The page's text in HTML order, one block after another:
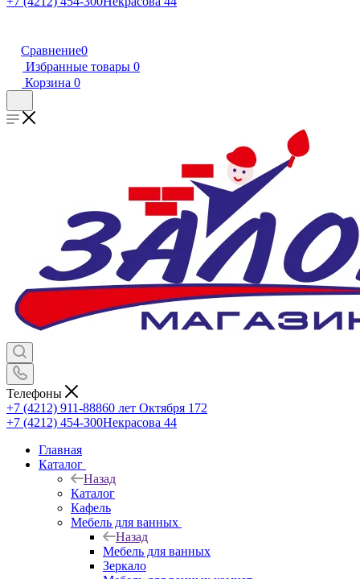
Сравнение0
Избранные товары 0
Корзина 0
Телефоны
+7 (4212) 911-88860 лет Октября 172
+7 (4212) 454-300Некрасова 44
Главная
Каталог
Назад
Каталог
Кафель
Мебель для ванных
Назад
Мебель для ванных
Зеркало